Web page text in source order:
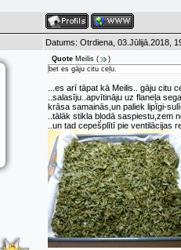
Datums: Otrdiena, 03.Jūlijā.2018,
Quote Meilis (
)
bet es gāju citu ceļu.
...es arī tāpat kā Meilis.. gāju citu
..salasīju..apvītināju uz flaneļa
krāsa samainās,un paliek lipīgi-
..tālāk stikla bļodā saspiestu,zem
..un tad cepešplītī pie ventilācijas